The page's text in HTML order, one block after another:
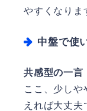
やすくなりま
中盤で使
共感型の一言
ここ、少しや
えれば大丈夫